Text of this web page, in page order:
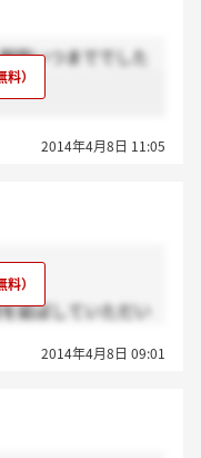
限いつまででした
2014年4月8日 11:05
延ばしていただい
2014年4月8日 09:01